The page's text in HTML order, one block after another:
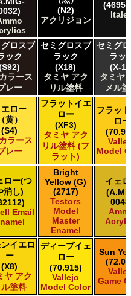
Humbrol Acrylic
Humbrol Enamel
Color Acrylic
Enamel
Testors Model Master
Testors Model Master
SMS
カラー
(フラット)
プレー
/サーフェイサー/プライマー
(N2)
アクリジョン
ロスブ
ック
ラース
レー
セミグロスブ
ラック
(X18)
タミヤ アク
リル塗料
セミグ
ラッ
(X-
タミヤ
メル
エロー
（黄）
(S4)
ラース
レー
フラットイエ
ロー
(XF3)
タミヤ アク
リル塗料 (フ
ラット)
フラッ
ロー
Model
ロー(つ
消し)
Email
Bright
Yellow (G)
(2717)
Testors
Model
Master
Enamel
イェ
イエロ
ー
(X8)
ヤ アク
ル塗料
ディープイェ
ロー
(70.915)
Vallejo
Model Color
Sun
Game